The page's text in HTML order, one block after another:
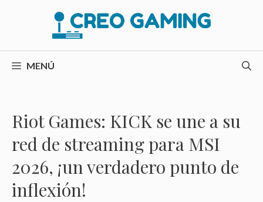
MENÚ
Riot Games: KICK se une a su
red de streaming para MSI
2026, ¡un verdadero punto de
inflexión!